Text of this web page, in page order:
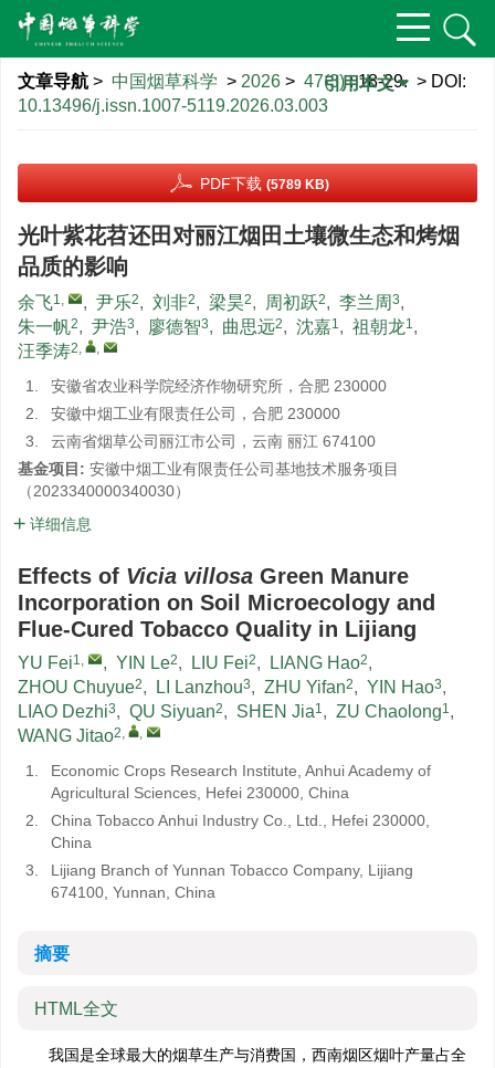
文章导航 > 中国烟草科学 > 2026 > 47(3): 18-29.> DOI:
10.13496/j.issn.1007-5119.2026.03.003
引用本文
PDF下载 (5789 KB)
光叶紫花苕还田对丽江烟田土壤微生态和烤烟
品质的影响
余飞1, , 尹乐2, 刘非2, 梁昊2, 周初跃2, 李兰周 3,
朱一帆2, 尹浩3, 廖德智3, 曲思远2, 沈嘉1, 祖朝龙1,
汪季涛2, ,
1.
安徽省农业科学院经济作物研究所，合肥 230000
2.
安徽中烟工业有限责任公司，合肥 230000
3.
云南省烟草公司丽江市公司，云南 丽江 674100
基金项目: 安徽中烟工业有限责任公司基地技术服务项目
（2023340000340030）
详细信息
Effects of Vicia villosa Green Manure
Incorporation on Soil Microecology and
Flue-Cured Tobacco Quality in Lijiang
YU Fei1, , YIN Le2, LIU Fei2, LIANG Hao2,
ZHOU Chuyue2, LI Lanzhou3, ZHU Yifan2, YIN Hao3,
LIAO Dezhi3, QU Siyuan2, SHEN Jia1, ZU Chaolong1,
WANG Jitao2, ,
1.
Economic Crops Research Institute, Anhui Academy of
Agricultural Sciences, Hefei 230000, China
2.
China Tobacco Anhui Industry Co., Ltd., Hefei 230000,
China
3.
Lijiang Branch of Yunnan Tobacco Company, Lijiang
674100, Yunnan, China
摘要
HTML全文
我国是全球最大的烟草生产与消费国，西南烟区烟叶产量占全